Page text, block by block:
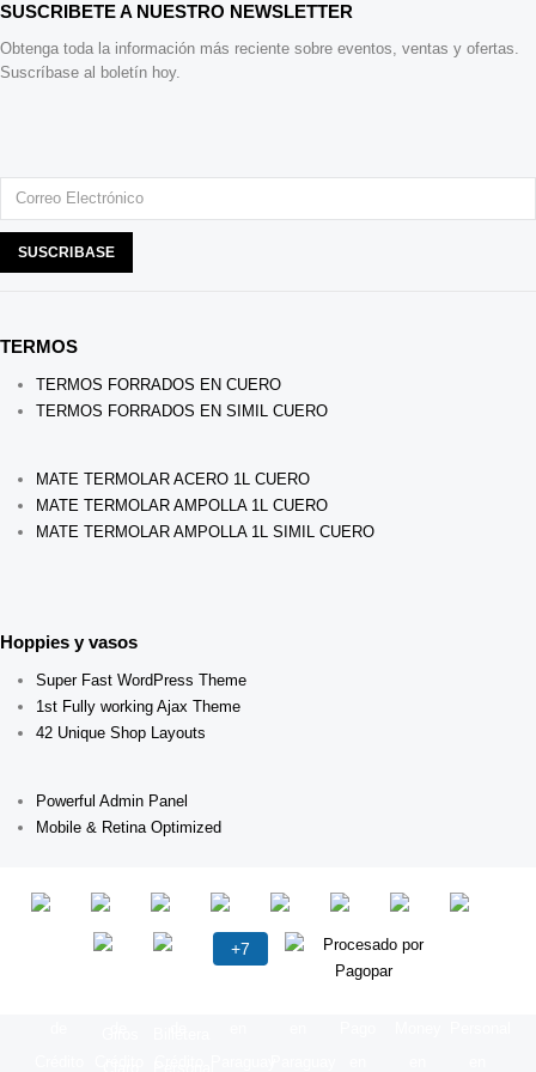
SUSCRIBETE A NUESTRO NEWSLETTER
Obtenga toda la información más reciente sobre eventos, ventas y ofertas.
Suscríbase al boletín hoy.
TERMOS
TERMOS FORRADOS EN CUERO
TERMOS FORRADOS EN SIMIL CUERO
MATE TERMOLAR ACERO 1L CUERO
MATE TERMOLAR AMPOLLA 1L CUERO
MATE TERMOLAR AMPOLLA 1L SIMIL CUERO
Hoppies y vasos
Super Fast WordPress Theme
1st Fully working Ajax Theme
42 Unique Shop Layouts
Powerful Admin Panel
Mobile & Retina Optimized